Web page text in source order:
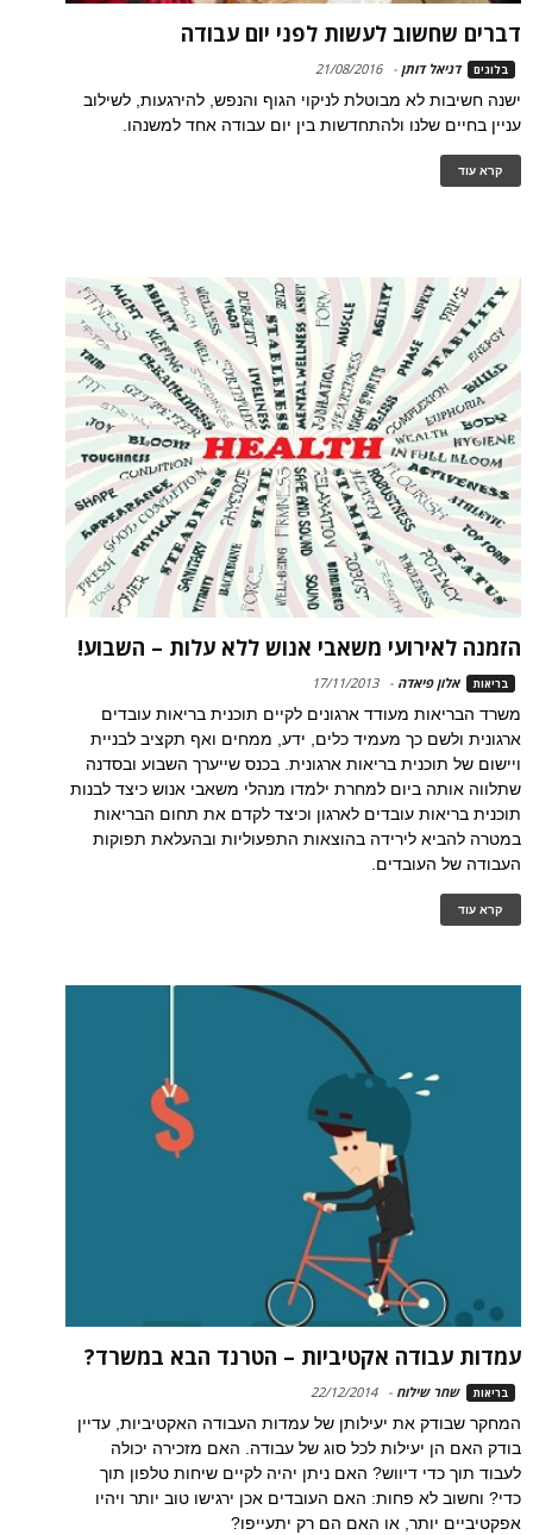
דברים שחשוב לעשות לפני יום עבודה
בלוגים דניאל דותן -
21/08/2016
ישנה חשיבות לא מבוטלת לניקוי הגוף והנפש, להירגעות, לשילוב
עניין בחיים שלנו ולהתחדשות בין יום עבודה אחד למשנהו.
קרא עוד
הזמנה לאירועי משאבי אנוש ללא עלות – השבוע!
בריאות אלון פיאדה -
17/11/2013
משרד הבריאות מעודד ארגונים לקיים תוכנית בריאות עובדים
ארגונית ולשם כך מעמיד כלים, ידע, ממחים ואף תקציב לבניית
ויישום של תוכנית בריאות ארגונית. בכנס שייערך השבוע ובסדנה
שתלווה אותה ביום למחרת ילמדו מנהלי משאבי אנוש כיצד לבנות
תוכנית בריאות עובדים לארגון וכיצד לקדם את תחום הבריאות
במטרה להביא לירידה בהוצאות התפעוליות ובהעלאת תפוקות
העבודה של העובדים.
קרא עוד
עמדות עבודה אקטיביות – הטרנד הבא במשרד?
בריאות שחר שילוח -
22/12/2014
המחקר שבודק את יעילותן של עמדות העבודה האקטיביות, עדיין
בודק האם הן יעילות לכל סוג של עבודה. האם מזכירה יכולה
לעבוד תוך כדי דיווש? האם ניתן יהיה לקיים שיחות טלפון תוך
כדי? וחשוב לא פחות: האם העובדים אכן ירגישו טוב יותר ויהיו
אפקטיביים יותר, או האם הם רק יתעייפו?